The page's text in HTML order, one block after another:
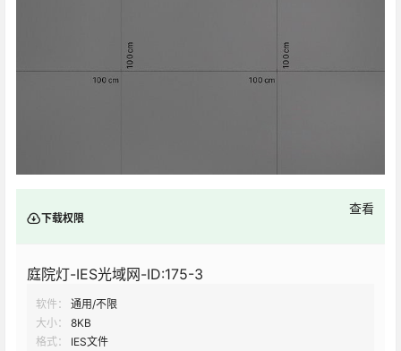
下载权限
查看
庭院灯-IES光域网-ID:175-3
软件：
通用/不限
大小：
8KB
格式：
IES文件